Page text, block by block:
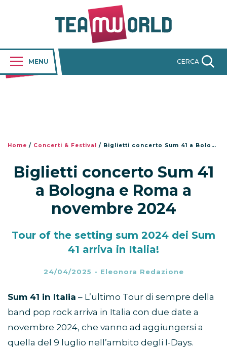
MENU CERCA
Home / Concerti & Festival / Biglietti concerto Sum 41 a Bologna e Roma a novembre 2024
Biglietti concerto Sum 41
a Bologna e Roma a
novembre 2024
Tour of the setting sum 2024 dei Sum
41 arriva in Italia!
24/04/2025 - Eleonora Redazione
Sum 41 in Italia – L’ultimo Tour di sempre della
band pop rock arriva in Italia con due date a
novembre 2024, che vanno ad aggiungersi a
quella del 9 luglio nell’ambito degli I-Days.